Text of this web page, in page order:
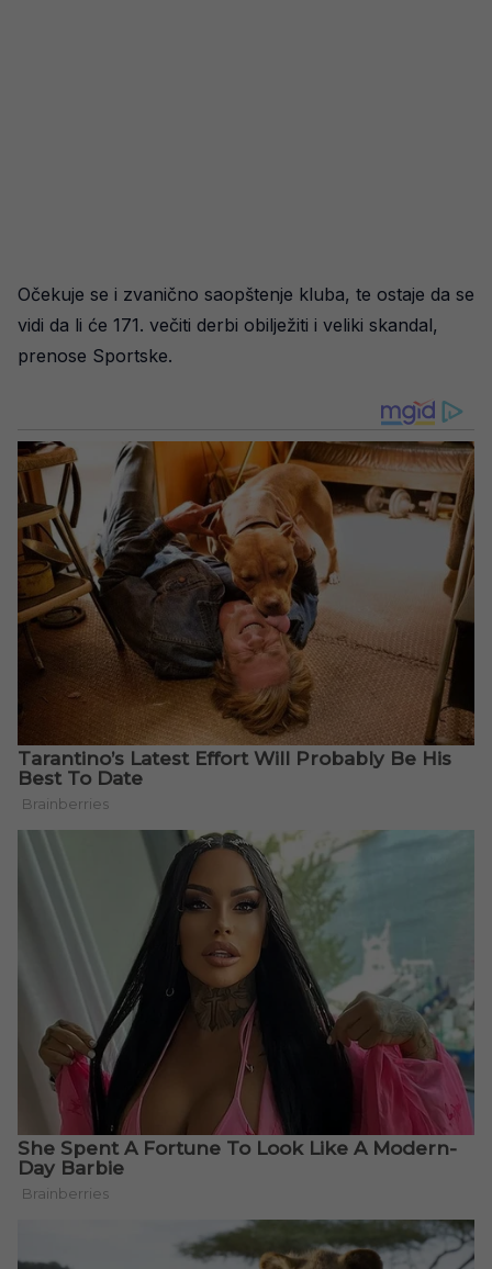
Očekuje se i zvanično saopštenje kluba, te ostaje da se
vidi da li će 171. večiti derbi obilježiti i veliki skandal,
prenose Sportske.